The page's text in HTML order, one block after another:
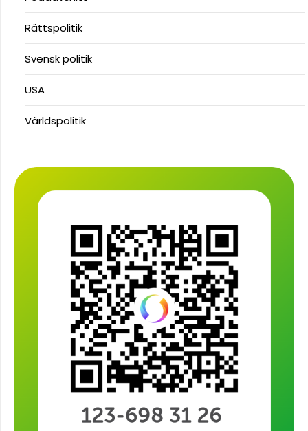
Rättspolitik
Svensk politik
USA
Världspolitik